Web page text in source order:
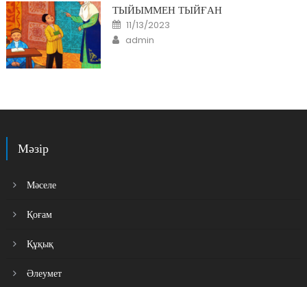
ТЫЙЫММЕН ТЫЙҒАН
Posted
on
11/13/2023
Author
admin
Мәзір
Мәселе
Қоғам
Құқық
Әлеумет